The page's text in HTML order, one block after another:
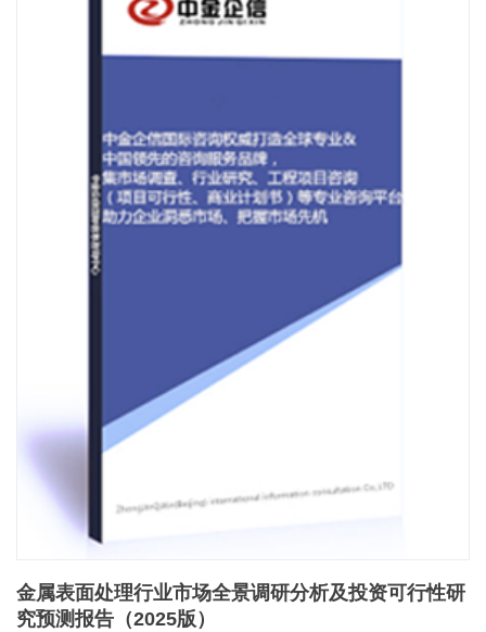
金属表面处理行业市场全景调研分析及投资可行性研
究预测报告（2025版）